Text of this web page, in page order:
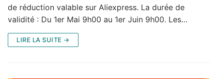
de réduction valable sur Aliexpress. La durée de
validité : Du 1er Mai 9h00 au 1er Juin 9h00. Les…
LIRE LA SUITE →